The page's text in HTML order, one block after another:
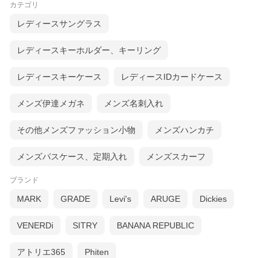
カテゴリ
レディースサングラス
レディースキーホルダー、キーリング
レディースキーケース レディースIDカードケース
メンズ伊達メガネ メンズ名刺入れ
その他メンズファッション小物 メンズハンカチ
メンズパスケース、定期入れ メンズスカーフ
ブランド
MARK GRADE Levi's ARUGE Dickies
VENERDi SITRY BANANA REPUBLIC
アトリエ365 Phiten